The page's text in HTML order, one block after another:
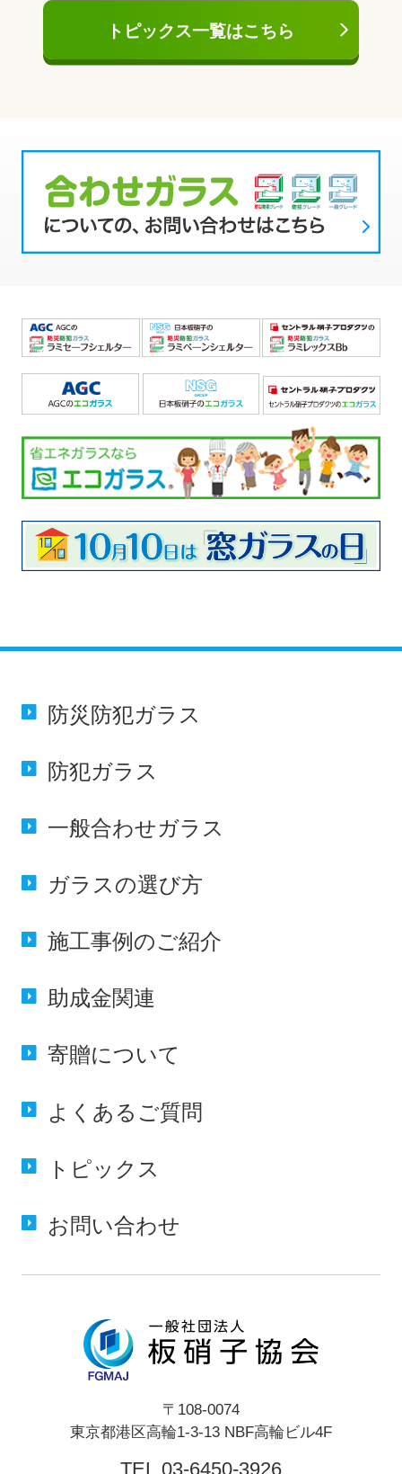
トピックス一覧はこちら
防災防犯ガラス
防犯ガラス
一般合わせガラス
ガラスの選び方
施工事例のご紹介
助成金関連
寄贈について
よくある ご質問
トピックス
お問い合わせ
〒108-0074
東京都港区高輪1-3-13 NBF高輪ビル4F
TEL .03-6450-3926